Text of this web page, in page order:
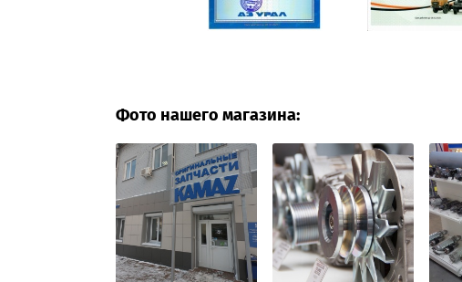
Фото нашего магазина: